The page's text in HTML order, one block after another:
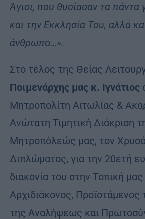
Άγιοι, που θυσίασαν τα πάντα
και την Εκκλησία Του, αλλά
άνθρωπο…».
Στο τέλος της Θείας
Ποιμενάρχης μας κ. Ιγνάτιος
Μητροπολίτη Αιτωλίας &
Ανώτατη Τιμητική Διάκριση
Μητροπόλεώς μας, τον
Διπλώματος, για την 20ετή
διακονία του στην Τοπική
Αρχιδιάκονος, Προϊστάμενος
της Αναλήψεως και